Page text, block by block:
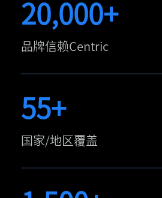
20,000+
品牌信赖Centric
55+
国家/地区覆盖